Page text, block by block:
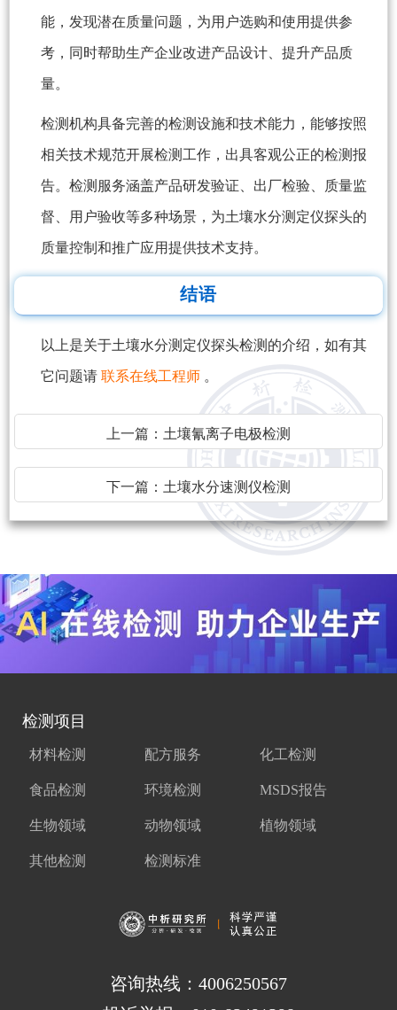
能，发现潜在质量问题，为用户选购和使用提供参
考，同时帮助生产企业改进产品设计、提升产品质
量。
检测机构具备完善的检测设施和技术能力，能够按照
相关技术规范开展检测工作，出具客观公正的检测报
告。检测服务涵盖产品研发验证、出厂检验、质量监
督、用户验收等多种场景，为土壤水分测定仪探头的
质量控制和推广应用提供技术支持。
结语
以上是关于土壤水分测定仪探头检测的介绍，如有其
它问题请 联系在线工程师 。
上一篇： 土壤氰离子电极检测
下一篇： 土壤水分速测仪检测
检测项目
材料检测 配方服务 化工检测
食品检测 环境检测 MSDS报告
生物领域 动物领域 植物领域
其他检测 检测标准
咨询热线：4006250567